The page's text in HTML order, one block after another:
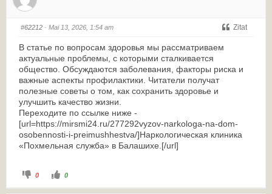
#62212 · Mai 13, 2026, 1:54 am Zitat
В статье по вопросам здоровья мы рассматриваем
актуальные проблемы, с которыми сталкивается
общество. Обсуждаются заболевания, факторы риска и
важные аспекты профилактики. Читатели получат
полезные советы о том, как сохранить здоровье и
улучшить качество жизни.
Переходите по ссылке ниже -
[url=https://mirsmi24.ru/277292vyzov-narkologa-na-dom-
osobennosti-i-preimushhestva/]Наркологическая клиника
«Похмельная служба» в Балашихе.[/url]
0 0